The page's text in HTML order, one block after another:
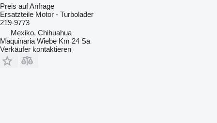
Preis auf Anfrage
Ersatzteile Motor - Turbolader
219-9773
Mexiko, Chihuahua
Maquinaria Wiebe Km 24 Sa
Verkäufer kontaktieren